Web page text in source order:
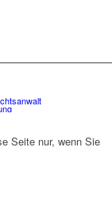
Seite nur, wenn Sie